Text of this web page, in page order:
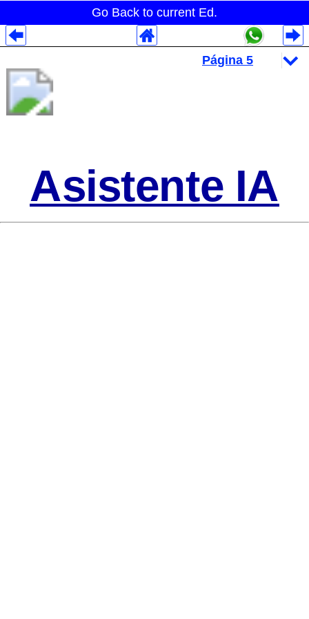
Go Back to current Ed.
Asistente IA
Despliegues Analytics
Despliegues Totales
Despliegues por Rubros